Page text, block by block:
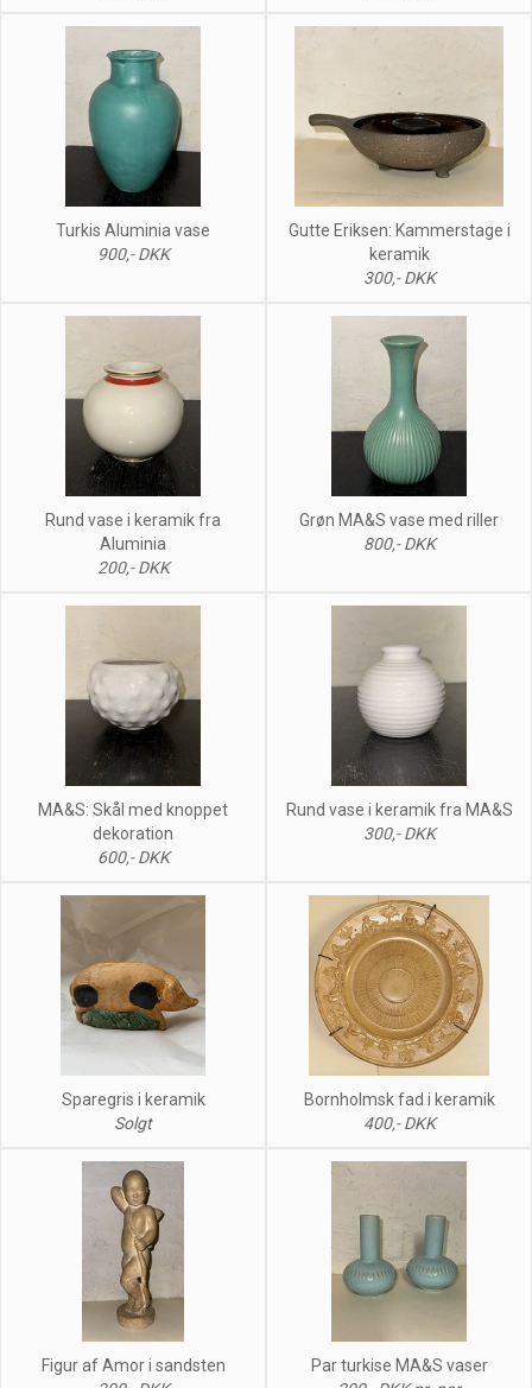
Turkis Aluminia vase
900,- DKK
Gutte Eriksen: Kammerstage i
keramik
300,- DKK
Rund vase i keramik fra
Aluminia
200,- DKK
Grøn MA&S vase med riller
800,- DKK
MA&S: Skål med knoppet
dekoration
600,- DKK
Rund vase i keramik fra MA&S
300,- DKK
Sparegris i keramik
Solgt
Bornholmsk fad i keramik
400,- DKK
Figur af Amor i sandsten
Par turkise MA&S vaser